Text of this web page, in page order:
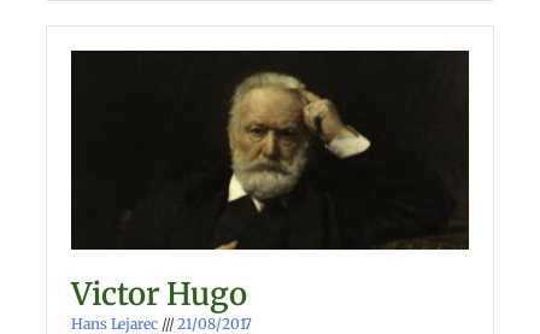
Victor Hugo
Hans Lejarec 21/08/2017